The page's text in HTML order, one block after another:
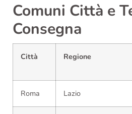
Comuni Città e
Consegna
Città Regione
Roma Lazio